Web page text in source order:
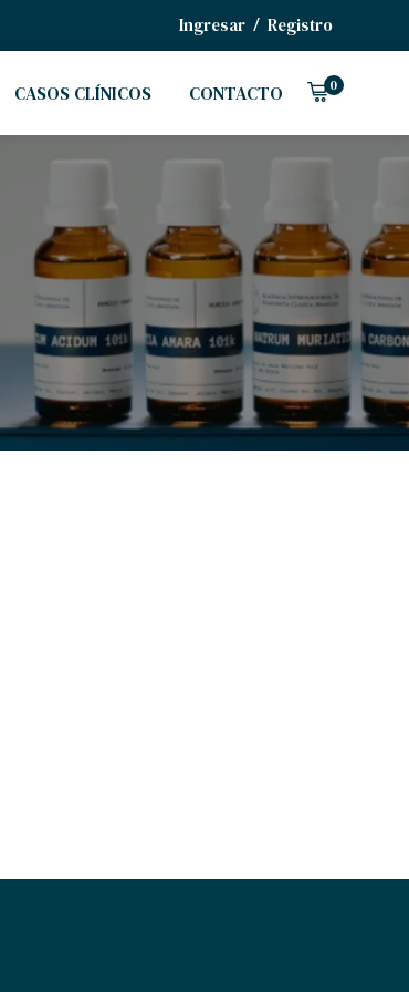
Ingresar / Registro
CASOS CLÍNICOS CONTACTO 0